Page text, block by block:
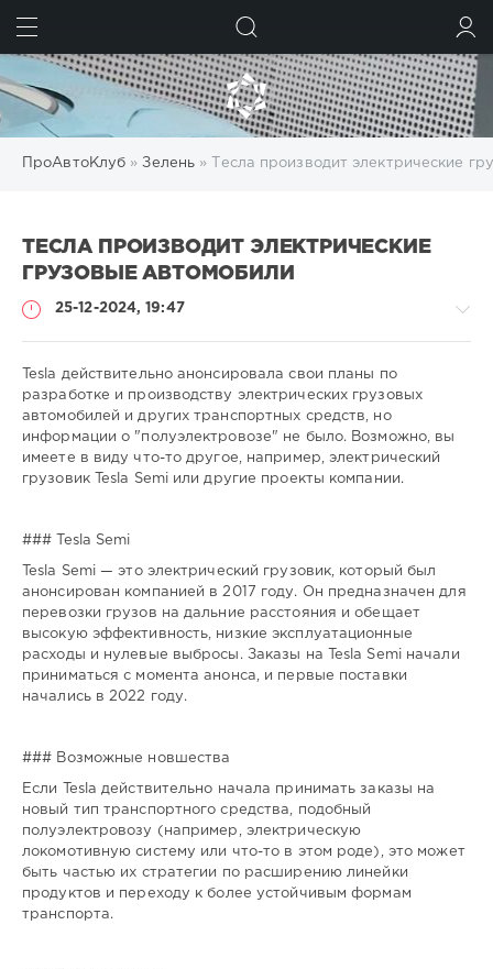
ПроАвтоКлуб »Зелень » Тесла производит электрические
ТЕСЛА ПРОИЗВОДИТ ЭЛЕКТРИЧЕСКИЕ
ГРУЗОВЫЕ АВТОМОБИЛИ
25-12-2024, 19:47
gugolo
Tesla действительно анонсировала свои планы по
разработке и производству электрических грузовых
автомобилей и других транспортных средств, но
информации о "полуэлектровозе" не было. Возможно, вы
имеете в виду что-то другое, например, электрический
грузовик Tesla Semi или другие проекты компании.
### Tesla Semi
Tesla Semi — это электрический грузовик, который был
анонсирован компанией в 2017 году. Он предназначен для
перевозки грузов на дальние расстояния и обещает
высокую эффективность, низкие эксплуатационные
расходы и нулевые выбросы. Заказы на Tesla Semi начали
приниматься с момента анонса, и первые поставки
начались в 2022 году.
### Возможные новшества
Если Tesla действительно начала принимать заказы на
новый тип транспортного средства, подобный
полуэлектровозу (например, электрическую
локомотивную систему или что-то в этом роде), это может
быть частью их стратегии по расширению линейки
продуктов и переходу к более устойчивым формам
транспорта.